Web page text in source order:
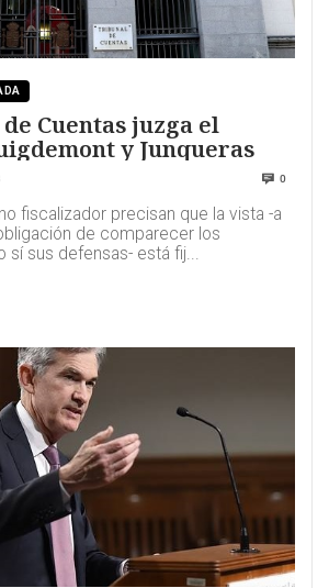
Cuentas juzga el
y Junqueras
0
fiscalizador precisan que la vista -a
de comparecer los
sí sus defensas- está fij...